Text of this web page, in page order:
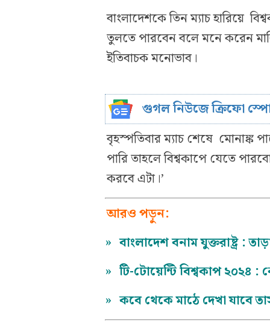
বাংলাদেশকে তিন ম্যাচ হারিয়ে
তুলতে পারবেন বলে মনে করেন
ইতিবাচক মনোভাব।
গুগল নিউজে ক্রিফো
বৃহস্পতিবার ম্যাচ শেষে মোনাঙ্ক
পারি তাহলে বিশ্বকাপে যেতে
করবে এটা।’
আরও পড়ুন:
» বাংলাদেশ বনাম যুক্তরাষ্ট্র :
» টি-টোয়েন্টি বিশ্বকাপ ২০২৪
» কবে থেকে মাঠে দেখা যাবে